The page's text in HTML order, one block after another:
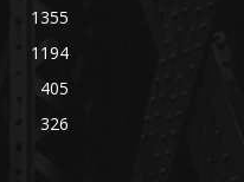
1355
1194
405
326